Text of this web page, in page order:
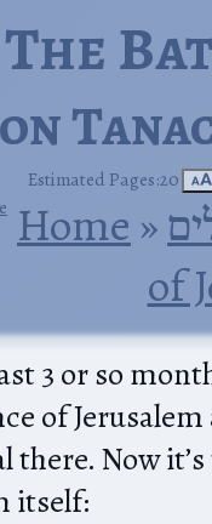
The
Estimated Pages:20 🗚
Home ‎ »‎
of
3 or so
of
there. Now
itself: